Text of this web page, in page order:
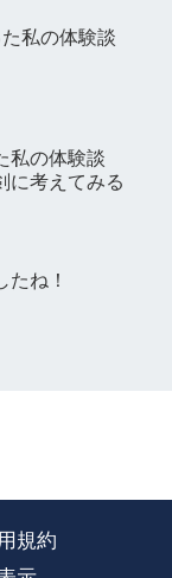
私の体験談
私の体験談
考えてみる
ね！
規約